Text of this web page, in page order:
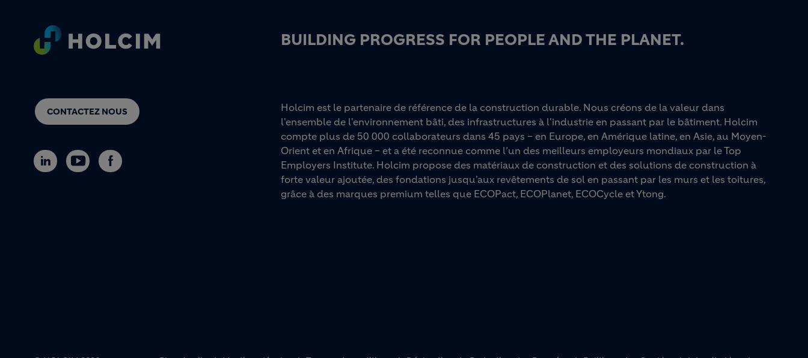
BUILDING PROGRESS FOR PEOPLE AND THE PLANET.
CONTACTEZ NOUS
Holcim est le partenaire de référence de la construction durable. Nous créons de la valeur dans
l'ensemble de l'environnement bâti, des infrastructures à l'industrie en passant par le bâtiment. Holcim
compte plus de 50 000 collaborateurs dans 45 pays – en Europe, en Amérique latine, en Asie, au Moyen-
Orient et en Afrique – et a été reconnue comme l’un des meilleurs employeurs mondiaux par le Top
Employers Institute. Holcim propose des matériaux de construction et des solutions de construction à
forte valeur ajoutée, des fondations jusqu'aux revêtements de sol en passant par les murs et les toitures,
grâce à des marques premium telles que ECOPact, ECOPlanet, ECOCycle et Ytong.